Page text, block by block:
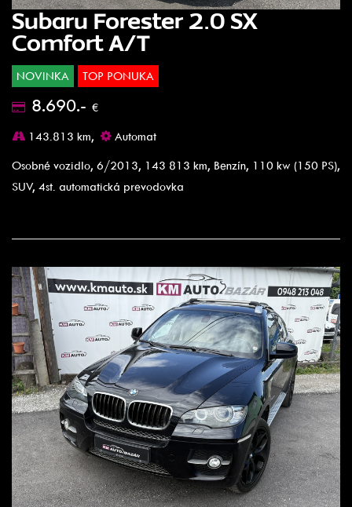
Subaru Forester 2.0 SX
Comfort A/T
NOVINKA TOP PONUKA
8.690.- €
143.813 km,
Automat
Osobné vozidlo, 6/2013, 143 813 km, Benzín, 110 kw (150 PS),
SUV, 4st. automatická prevodovka